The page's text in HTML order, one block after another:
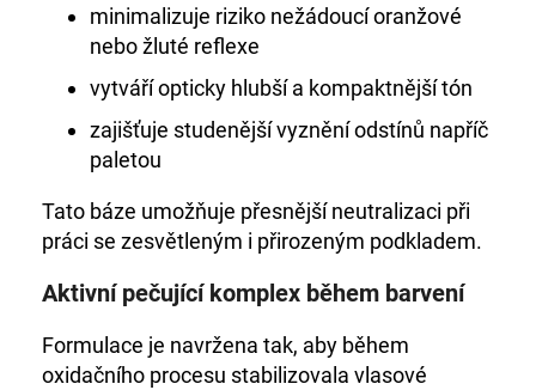
minimalizuje riziko nežádoucí oranžové
nebo žluté reflexe
vytváří opticky hlubší a kompaktnější tón
zajišťuje studenější vyznění odstínů napříč
paletou
Tato báze umožňuje přesnější neutralizaci při
práci se zesvětleným i přirozeným podkladem.
Aktivní pečující komplex během barvení
Formulace je navržena tak, aby během
oxidačního procesu stabilizovala vlasové